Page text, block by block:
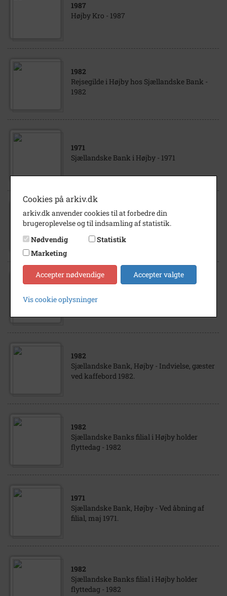
1987
Højby Kro - 1987
1982
Rejsegilde i Højby hos Sjællandske Bank -
1982
1971
Sjællandske Bank i Højby - 1971
1982
Sjællandske Bank, Højby - Indvielse,
ansatte ved kasse og skranke 1982.
1982
håndværkere og gæster omkring bordet
1982
Sjællandske Bank, Højby - Indvielse, gæster
ved kaffebord 1982.
1982
Sjællandske Banks filial i Højby holder
flyttedag - 1982
1971
Sjællandske Bank, Højby - Ved åbning af
filial, maj 1971.
1982
Sjællandske Banks filial i Højby holder
flyttedag - 1982
Cookies på arkiv.dk
arkiv.dk anvender cookies til at forbedre din
brugeroplevelse og til indsamling af statistik.
Nødvendig
Statistik
Marketing
Accepter nødvendige Accepter valgte
Vis cookie oplysninger